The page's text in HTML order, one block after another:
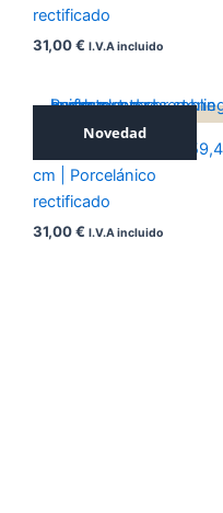
rectificado
31,00€ I.V.A incluido
Novedad
ICONIC BEIGE 59,4×59,4
cm | Porcelánico
rectificado
31,00€ I.V.A incluido